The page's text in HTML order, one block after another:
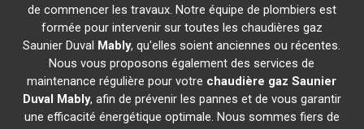
de commencer les travaux. Notre équipe de plombiers est
formée pour intervenir sur toutes les chaudières gaz
Saunier Duval Mably, qu'elles soient anciennes ou récentes.
Nous vous proposons également des services de
maintenance régulière pour votre chaudière gaz Saunier
Duval Mably, afin de prévenir les pannes et de vous garantir
une efficacité énergétique optimale. Nous sommes fiers de